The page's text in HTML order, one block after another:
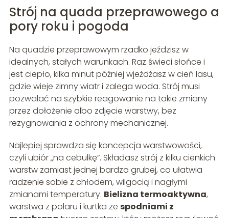
Strój na quada przeprawowego a
pory roku i pogoda
Na quadzie przeprawowym rzadko jeździsz w
idealnych, stałych warunkach. Raz świeci słońce i
jest ciepło, kilka minut później wjeżdżasz w cień lasu,
gdzie wieje zimny wiatr i zalega woda. Strój musi
pozwalać na szybkie reagowanie na takie zmiany
przez dołożenie albo zdjęcie warstwy, bez
rezygnowania z ochrony mechanicznej.
Najlepiej sprawdza się koncepcja warstwowości,
czyli ubiór „na cebulkę”. Składasz strój z kilku cienkich
warstw zamiast jednej bardzo grubej, co ułatwia
radzenie sobie z chłodem, wilgocią i nagłymi
zmianami temperatury. Bielizna termoaktywna,
warstwa z polaru i kurtka ze spodniami z